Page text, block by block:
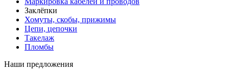
Заклёпки
Хомуты, скобы, прижимы
Цепи, цепочки
Такелаж
Пломбы
Наши предложения